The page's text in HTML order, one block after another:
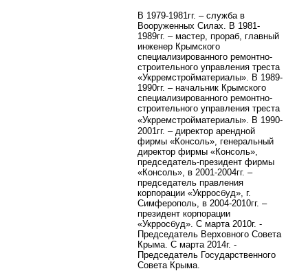
В 1979-1981гг. – служба в
Вооруженных Силах. В 1981-
1989гг. – мастер, прораб, главный
инженер Крымского
специализированного ремонтно-
строительного управления треста
«Укрремстройматериалы». В 1989-
1990гг. – начальник Крымского
специализированного ремонтно-
строительного управления треста
«Укрремстройматериалы». В 1990-
2001гг. – директор арендной
фирмы «Консоль», генеральный
директор фирмы «Консоль»,
председатель-президент фирмы
«Консоль», в 2001-2004гг. –
председатель правления
корпорации «Укрросбуд», г.
Симферополь, в 2004-2010гг. –
президент корпорации
«Укрросбуд». С марта 2010г. -
Председатель Верховного Совета
Крыма. С марта 2014г. -
Председатель Государственного
Совета Крыма.